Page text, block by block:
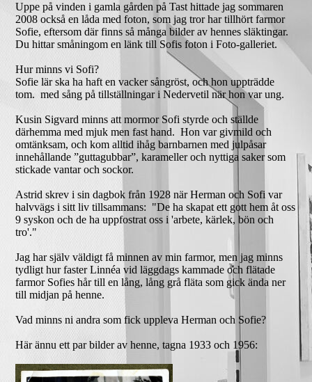
Uppe på vinden i gamla gården på Tast hittade jag sommaren
2008 också en låda med foton, som jag tror har tillhört farmor
Sofie, eftersom där finns så många bilder av hennes släktingar.
Du hittar småningom en länk till Sofis foton i Foto-galleriet.
Hur minns vi Sofi?
Sofie lär ska ha haft en vacker sångröst, och hon uppträdde
tom. med sång på tillställningar i Nedervetil när hon var ung.
Kusin Sigvard minns att mormor Sofi styrde och ställde
därhemma med mjuk men fast hand. Hon var givmild och
omtänksam, och kom alltid ihåg barnbarnen med julpåsar
innehållande ”guttagubbar”, karameller och nyttiga saker som
stickade vantar och sockor.
Astrid skrev i sin dagbok från 1928 när Herman och Sofi var
halvvägs i sitt liv tillsammans: "De ha skapat ett gott hem åt oss
9 syskon och de ha uppfostrat oss i 'arbete, kärlek, bön och
tro'."
Jag har själv väldigt få minnen av min farmor, men jag minns
tydligt hur faster Linnéa vid läggdags kammade och flätade
farmor Sofies hår till en lång, lång grå fläta som gick ända ner
till midjan på henne.
Vad minns ni andra som fick uppleva Herman och Sofie?
Här ännu ett par bilder av henne, tagna 1933 och 1956: